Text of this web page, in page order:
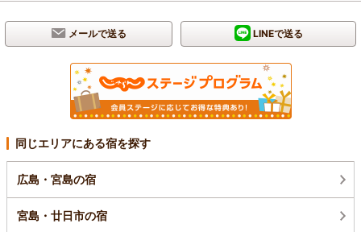
メールで送る LINEで送る
同じエリアにある宿を探す
広島・宮島の宿
宮島・廿日市の宿